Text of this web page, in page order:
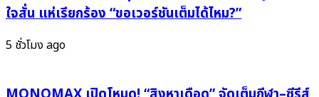
6
“2:LOVE”
พร้อม
แรก
ใบ
11
ใจสั่น แห่เรียกร้อง “ขอเวอร์ชันเต็มได้ไหม?”
5 ชั่วโมง ago